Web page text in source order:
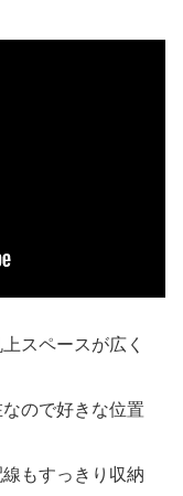
スペースが広く
ので好きな位置
もすっきり収納